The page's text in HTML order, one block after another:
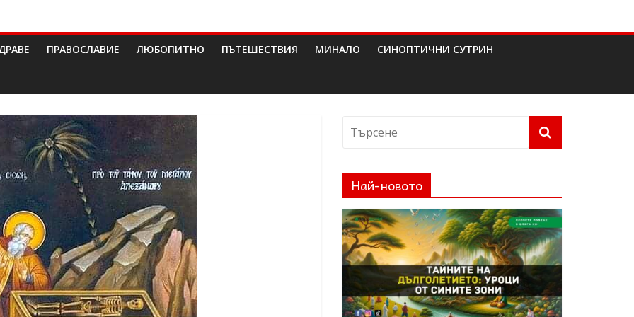
ПРАВОСЛАВИЕ ЛЮБОПИТНО ПЪТЕШЕСТВИЯ МИНАЛО СИНОПТИЧНИ СУТРИН
Най-новото